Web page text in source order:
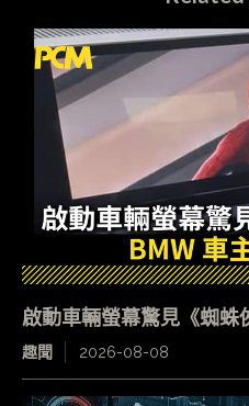
啟動車輛螢幕驚見《蜘蛛
趣聞 2026-08-08